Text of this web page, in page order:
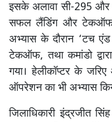
इसके अलावा सी-295 और
सफल लैंडिंग और टेकऑफ
अभ्यास के दौरान ‘टच
टेकऑफ, तथा कमांडो
गया। हेलीकॉप्टर के
ऑपरेशन का भी अभ्यास
जिलाधिकारी इंद्रजीत